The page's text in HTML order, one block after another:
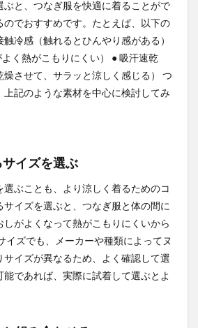
4
まと
め
4.1
つな
ぎの
通販
君】
ぶと、つなぎ服を快適に着ることがで
のでおすすめです。たとえば、以下の
冷感（触れるとひんやり感がある）
く熱がこもりにくい） ● 吸汗速乾
燥させて、サラッと涼しく感じる） つ
上記のような素材を中心に検討してみ
イズを選ぶ
選ぶことも、より涼しく着るためのコ
サイズを選ぶと、つなぎ服と体の間に
がよくなって熱がこもりにくいから
イズでも、メーカーや種類によってヌ
サイズが異なるため、よく確認して選
であれば、実際に試着して選ぶとよ